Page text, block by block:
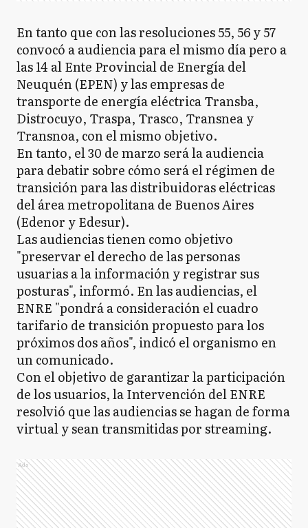
En tanto que con las resoluciones 55, 56 y 57
convocó a audiencia para el mismo día pero a
las 14 al Ente Provincial de Energía del
Neuquén (EPEN) y las empresas de
transporte de energía eléctrica Transba,
Distrocuyo, Traspa, Trasco, Transnea y
Transnoa, con el mismo objetivo.
En tanto, el 30 de marzo será la audiencia
para debatir sobre cómo será el régimen de
transición para las distribuidoras eléctricas
del área metropolitana de Buenos Aires
(Edenor y Edesur).
Las audiencias tienen como objetivo
"preservar el derecho de las personas
usuarias a la información y registrar sus
posturas", informó. En las audiencias, el
ENRE "pondrá a consideración el cuadro
tarifario de transición propuesto para los
próximos dos años", indicó el organismo en
un comunicado.
Con el objetivo de garantizar la participación
de los usuarios, la Intervención del ENRE
resolvió que las audiencias se hagan de forma
virtual y sean transmitidas por streaming.
Ads